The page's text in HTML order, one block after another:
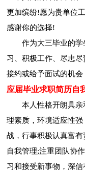
更加缤纷!愿为贵单位
感谢你的选择!
作为大三毕业的
习、积极工作、尽忠
接约或给予面试的机会
应届毕业求职简历自
本人性格开朗具
理素质，环境适应性
战，行事积极认真富
自我管理;注重团队协
习和接受新事物，深